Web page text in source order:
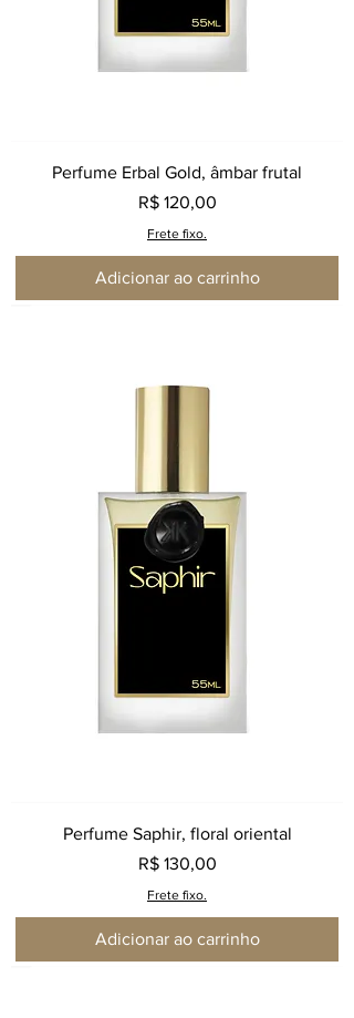
Perfume Erbal Gold, âmbar frutal
Preço
R$ 120,00
Frete fixo.
Adicionar ao carrinho
Perfume Saphir, floral oriental
Preço
R$ 130,00
Frete fixo.
Adicionar ao carrinho